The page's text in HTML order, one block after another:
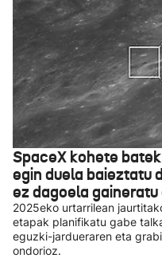
SpaceX kohete
egin duela baieztatu
ez dagoela gaineratu
2025eko urtarrilean
etapak planifikatu gabe
eguzki-jardueraren eta
ondorioz.